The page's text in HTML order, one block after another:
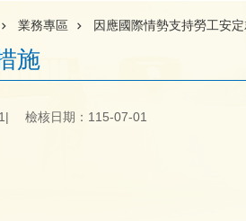
業務專區 因應國際情勢支持勞工安
施
檢核日期：115-07-01